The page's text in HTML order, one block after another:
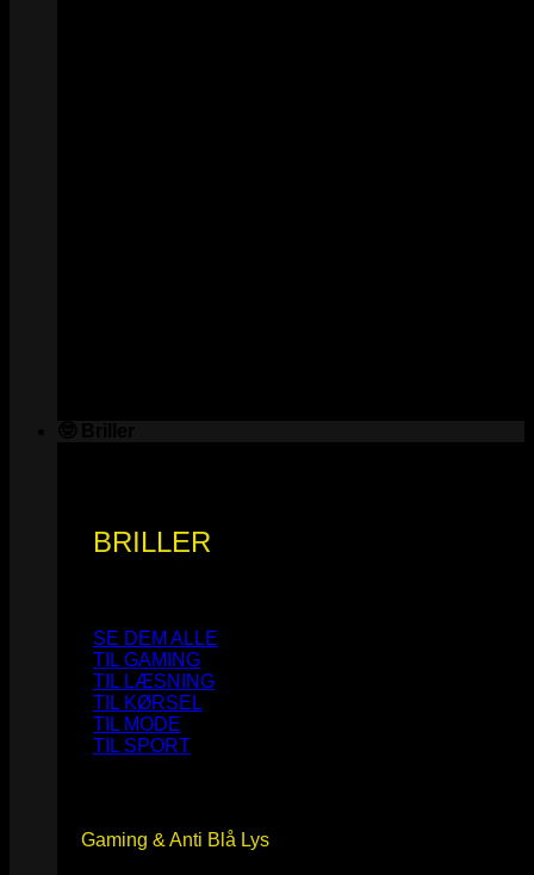
BRILLER
SE DEM ALLE
TIL GAMING
TIL LÆSNING
TIL KØRSEL
TIL MODE
TIL SPORT
Gaming & Anti Blå Lys